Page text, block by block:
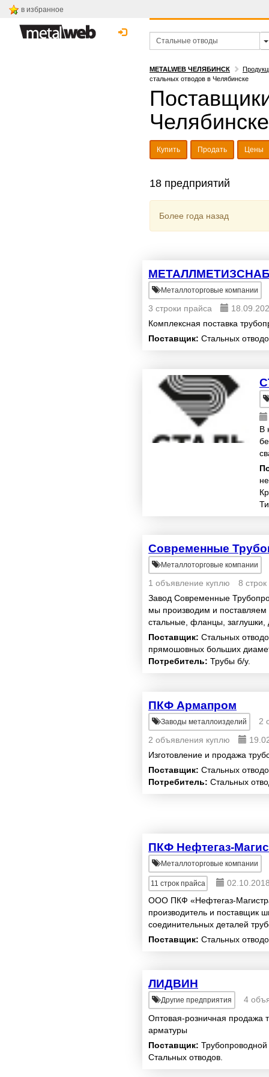
в избранное
METALWEB ЧЕЛЯБИНСК
стальных отводов в Челябинске
Челябинске
Купить Продать Цены
18 предприятий
Более года назад
МЕТАЛЛМЕТИЗСНАБ
Металлоторговые компании
3 строки прайса
Комплексная поставка
Поставщик: Стальных
В
Современные
Металлоторговые компании
1 объявление куплю
8
Завод Современные
мы производим и
стальные, фланцы, заглушки,
нестандартные детали
Поставщик: Стальных
прямошовных больших
Потребитель: Трубы б/у.
ПКФ Армапром
Заводы металлоизделий
2
2 объявления куплю
Изготовление и продажа
Поставщик: Стальных
Потребитель: Стальных
ПКФ Нефтегаз-
Металлоторговые компании
11 строк прайса
02.10.2018
ООО ПКФ «Нефтегаз-
производитель и поставщик
соединительных деталей
ремонта и монтажа систем
Поставщик: Стальных
ЛИДВИН
Другие предприятия 4
Оптовая-розничная продажа
арматуры
Поставщик:
Стальных отводов.